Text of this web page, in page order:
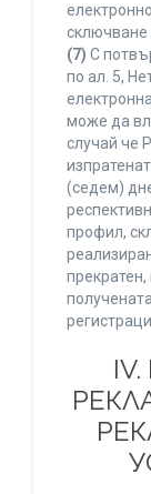
сключване
(7) С
по ал. 5,
може да
случай че
(седем)
профил,